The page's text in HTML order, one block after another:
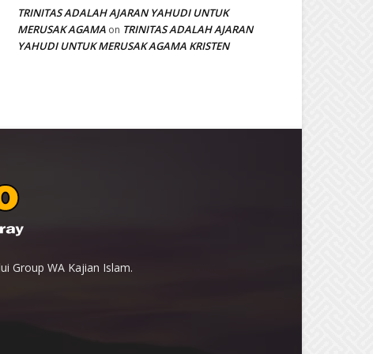
TRINITAS ADALAH AJARAN YAHUDI UNTUK
MERUSAK AGAMA on TRINITAS ADALAH AJARAN
YAHUDI UNTUK MERUSAK AGAMA KRISTEN
Group WA Kajian Islam.